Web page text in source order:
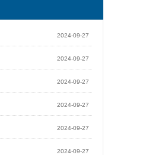
2024-09-27
2024-09-27
2024-09-27
2024-09-27
2024-09-27
2024-09-27